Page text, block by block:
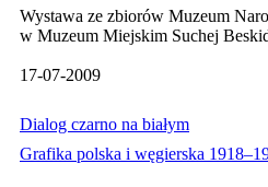
Wystawa ze zbiorów Muzeum
w Muzeum Miejskim Suchej
17-07-2009
Dialog czarno na białym
Grafika polska i węgierska